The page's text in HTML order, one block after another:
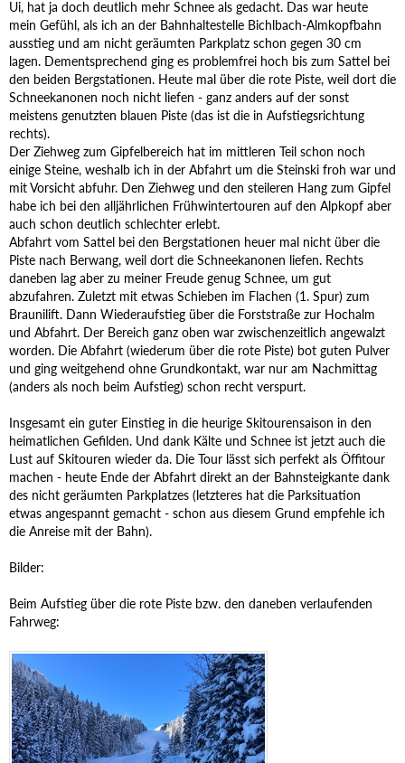
Ui, hat ja doch deutlich mehr Schnee als gedacht. Das war heute
mein Gefühl, als ich an der Bahnhaltestelle Bichlbach-Almkopfbahn
ausstieg und am nicht geräumten Parkplatz schon gegen 30 cm
lagen. Dementsprechend ging es problemfrei hoch bis zum Sattel bei
den beiden Bergstationen. Heute mal über die rote Piste, weil dort die
Schneekanonen noch nicht liefen - ganz anders auf der sonst
meistens genutzten blauen Piste (das ist die in Aufstiegsrichtung
rechts).
Der Ziehweg zum Gipfelbereich hat im mittleren Teil schon noch
einige Steine, weshalb ich in der Abfahrt um die Steinski froh war und
mit Vorsicht abfuhr. Den Ziehweg und den steileren Hang zum Gipfel
habe ich bei den alljährlichen Frühwintertouren auf den Alpkopf aber
auch schon deutlich schlechter erlebt.
Abfahrt vom Sattel bei den Bergstationen heuer mal nicht über die
Piste nach Berwang, weil dort die Schneekanonen liefen. Rechts
daneben lag aber zu meiner Freude genug Schnee, um gut
abzufahren. Zuletzt mit etwas Schieben im Flachen (1. Spur) zum
Braunilift. Dann Wiederaufstieg über die Forststraße zur Hochalm
und Abfahrt. Der Bereich ganz oben war zwischenzeitlich angewalzt
worden. Die Abfahrt (wiederum über die rote Piste) bot guten Pulver
und ging weitgehend ohne Grundkontakt, war nur am Nachmittag
(anders als noch beim Aufstieg) schon recht verspurt.
Insgesamt ein guter Einstieg in die heurige Skitourensaison in den
heimatlichen Gefilden. Und dank Kälte und Schnee ist jetzt auch die
Lust auf Skitouren wieder da. Die Tour lässt sich perfekt als Öffitour
machen - heute Ende der Abfahrt direkt an der Bahnsteigkante dank
des nicht geräumten Parkplatzes (letzteres hat die Parksituation
etwas angespannt gemacht - schon aus diesem Grund empfehle ich
die Anreise mit der Bahn).
Bilder:
Beim Aufstieg über die rote Piste bzw. den daneben verlaufenden
Fahrweg: